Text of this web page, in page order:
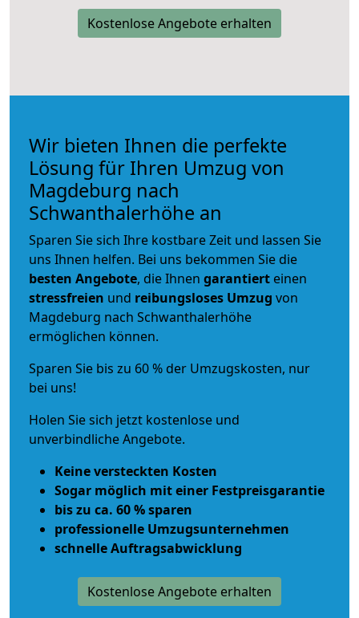
Kostenlose Angebote erhalten
Wir bieten Ihnen die perfekte
Lösung für Ihren Umzug von
Magdeburg nach
Schwanthalerhöhe an
Sparen Sie sich Ihre kostbare Zeit und lassen Sie
uns Ihnen helfen. Bei uns bekommen Sie die
besten Angebote, die Ihnen garantiert einen
stressfreien und reibungsloses Umzug von
Magdeburg nach Schwanthalerhöhe
ermöglichen können.
Sparen Sie bis zu 60 % der Umzugskosten, nur
bei uns!
Holen Sie sich jetzt kostenlose und
unverbindliche Angebote.
Keine versteckten Kosten
Sogar möglich mit einer Festpreisgarantie
bis zu ca. 60 % sparen
professionelle Umzugsunternehmen
schnelle Auftragsabwicklung
Kostenlose Angebote erhalten